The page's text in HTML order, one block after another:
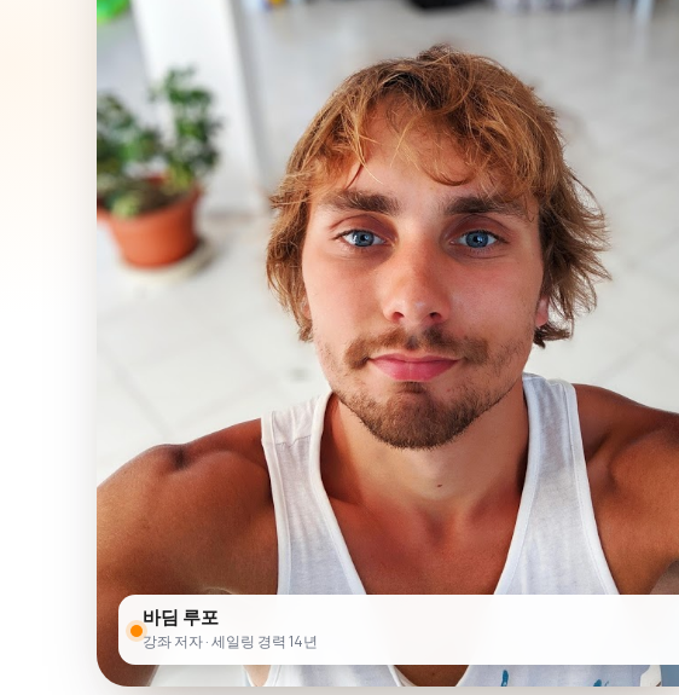
바딤 루포
강좌 저자 · 세일링 경력 14년